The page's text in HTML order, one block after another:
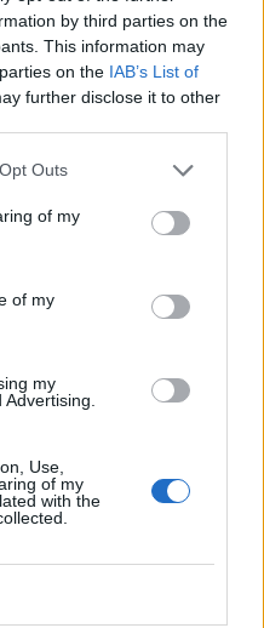
by third parties on the
This information may
on the IAB’s List of
further disclose it to other
Outs
of my
of my
my
Use,
of my
with the
d’euros de dettes et
Les champs